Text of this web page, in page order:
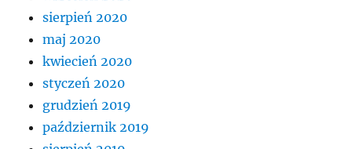
sierpień 2020
maj 2020
kwiecień 2020
styczeń 2020
grudzień 2019
październik 2019